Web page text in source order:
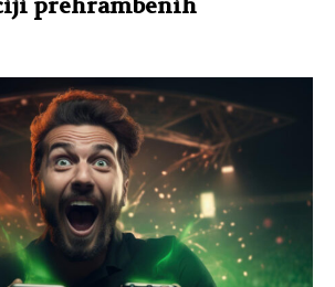
prehrambenih